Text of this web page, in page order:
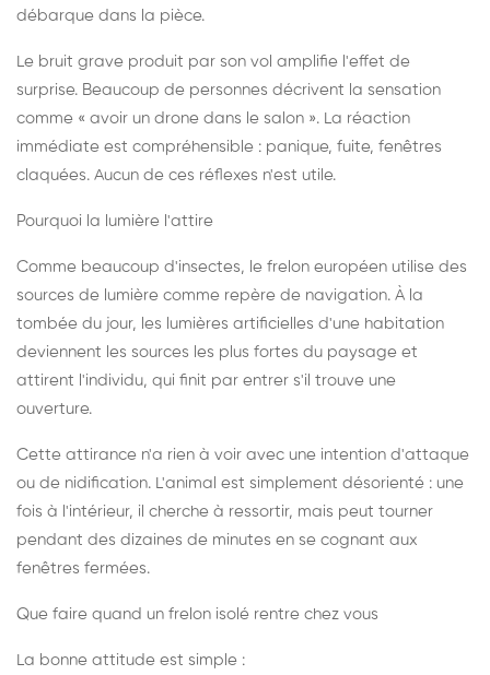
débarque dans la pièce.
Le bruit grave produit par son vol amplifie l'effet de
surprise. Beaucoup de personnes décrivent la sensation
comme « avoir un drone dans le salon ». La réaction
immédiate est compréhensible : panique, fuite, fenêtres
claquées. Aucun de ces réflexes n'est utile.
Pourquoi la lumière l'attire
Comme beaucoup d'insectes, le frelon européen utilise des
sources de lumière comme repère de navigation. À la
tombée du jour, les lumières artificielles d'une habitation
deviennent les sources les plus fortes du paysage et
attirent l'individu, qui finit par entrer s'il trouve une
ouverture.
Cette attirance n'a rien à voir avec une intention d'attaque
ou de nidification. L'animal est simplement désorienté : une
fois à l'intérieur, il cherche à ressortir, mais peut tourner
pendant des dizaines de minutes en se cognant aux
fenêtres fermées.
Que faire quand un frelon isolé rentre chez vous
La bonne attitude est simple :